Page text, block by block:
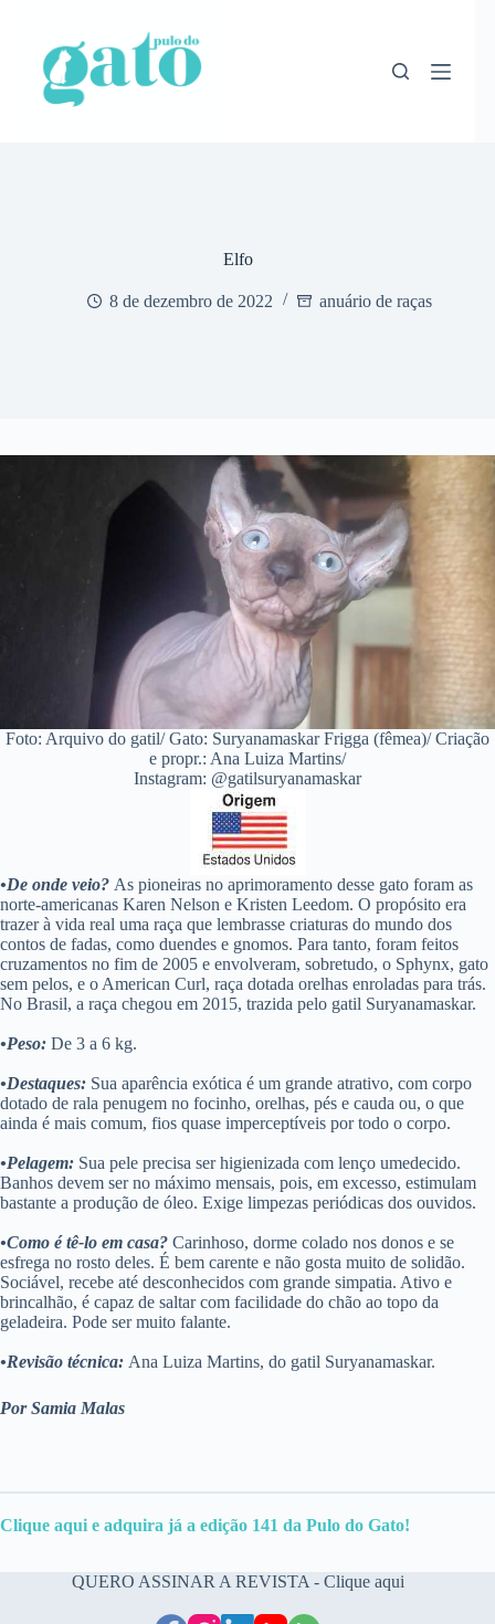
conteúdo
Elfo
8 de dezembro de 2022 anuário de raças
Foto: Arquivo do gatil/ Gato: Suryanamaskar Frigga (fêmea)/ Criação
e propr.: Ana Luiza Martins/
Instagram: @gatilsuryanamaskar
•De onde veio? As pioneiras no aprimoramento desse gato foram as
norte-americanas Karen Nelson e Kristen Leedom. O propósito era
trazer à vida real uma raça que lembrasse criaturas do mundo dos
contos de fadas, como duendes e gnomos. Para tanto, foram feitos
cruzamentos no fim de 2005 e envolveram, sobretudo, o Sphynx, gato
sem pelos, e o American Curl, raça dotada orelhas enroladas para trás.
No Brasil, a raça chegou em 2015, trazida pelo gatil Suryanamaskar.
•Peso: De 3 a 6 kg.
•Destaques: Sua aparência exótica é um grande atrativo, com corpo
dotado de rala penugem no focinho, orelhas, pés e cauda ou, o que
ainda é mais comum, fios quase imperceptíveis por todo o corpo.
•Pelagem: Sua pele precisa ser higienizada com lenço umedecido.
Banhos devem ser no máximo mensais, pois, em excesso, estimulam
bastante a produção de óleo. Exige limpezas periódicas dos ouvidos.
•Como é tê-lo em casa? Carinhoso, dorme colado nos donos e se
esfrega no rosto deles. É bem carente e não gosta muito de solidão.
Sociável, recebe até desconhecidos com grande simpatia. Ativo e
brincalhão, é capaz de saltar com facilidade do chão ao topo da
geladeira. Pode ser muito falante.
•Revisão técnica: Ana Luiza Martins, do gatil Suryanamaskar.
Por Samia Malas
Clique aqui e adquira já a edição 141 da Pulo do Gato!
QUERO ASSINAR A REVISTA - Clique aqui